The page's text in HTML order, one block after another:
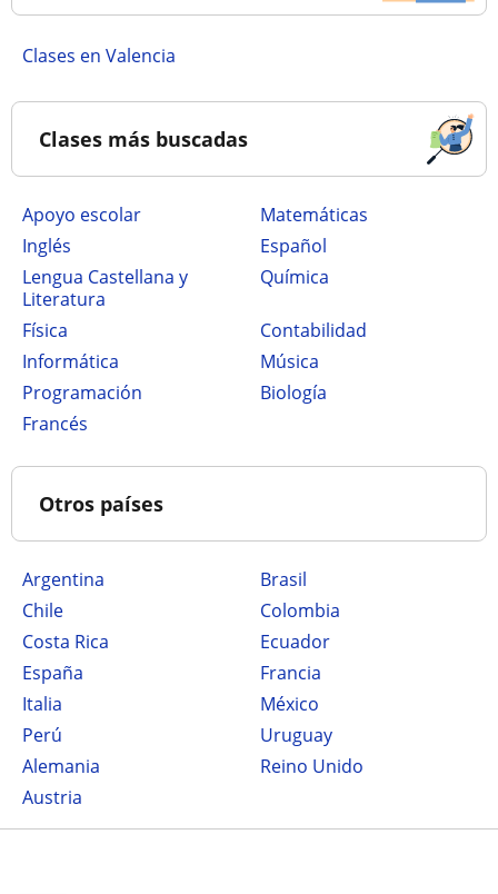
Clases en Valencia
Clases más buscadas
Apoyo escolar
Matemáticas
Inglés
Español
Lengua Castellana y
Literatura
Química
Física
Contabilidad
Informática
Música
Programación
Biología
Francés
Otros países
Argentina
Brasil
Chile
Colombia
Costa Rica
Ecuador
España
Francia
Italia
México
Perú
Uruguay
Alemania
Reino Unido
Austria